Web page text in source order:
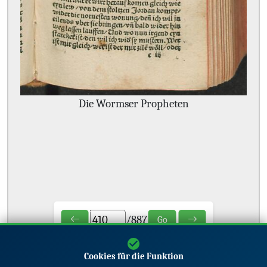
Die Wormser Propheten
/887 Go
Cookies für die Funktion